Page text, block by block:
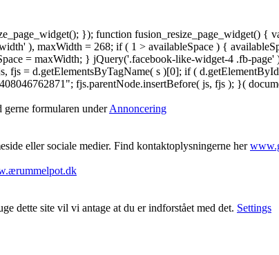
}); function fusion_resize_page_widget() {
), maxWidth = 268; if ( 1 > availableSpace ) {
= maxWidth; } jQuery('.facebook-like-widget-4 .fb-page'
= d.getElementsByTagName( s )[0]; if (
fjs.parentNode.insertBefore( js, fjs ); }(
formularen underAnnoncering
eller sociale medier. Find kontaktoplysningerne her
dette site vil vi antage at du er indforstået med det. Settings